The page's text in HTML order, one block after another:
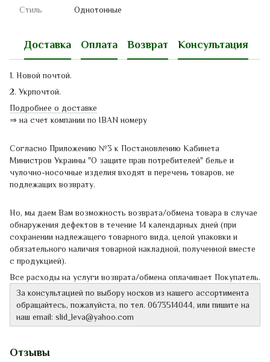
Стиль Однотонные
Доставка Оплата Возврат Консультация
1. Новой почтой.
2. Укрпочтой.
Подробнее о доставке
⇒на счет компании по IBAN номеру
Согласно Приложению №3 к Постановлению Кабинета
Министров Украины "О защите прав потребителей" белье и
чулочно-носочные изделия входят в перечень товаров, не
подлежащих возврату.
Но, мы даем Вам возможность возврата/обмена товара в случае
обнаружения дефектов в течение 14 календарных дней (при
сохранении надлежащего товарного вида, целой упаковки и
обязательного наличия товарной накладной, полученной вместе
с продукцией).
Все расходы на услуги возврата/обмена оплачивает Покупатель.
За консультацией по выбору носков из нашего ассортимента
обращайтесь, пожалуйста, по тел. 0673514044, или пишите на
наш email: slid_leva@yahoo.com
Отзывы